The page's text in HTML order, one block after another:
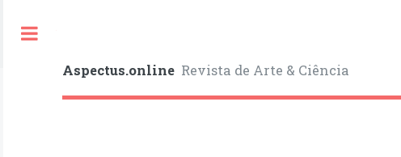
Aspectus.online Revista de Arte & Ciência